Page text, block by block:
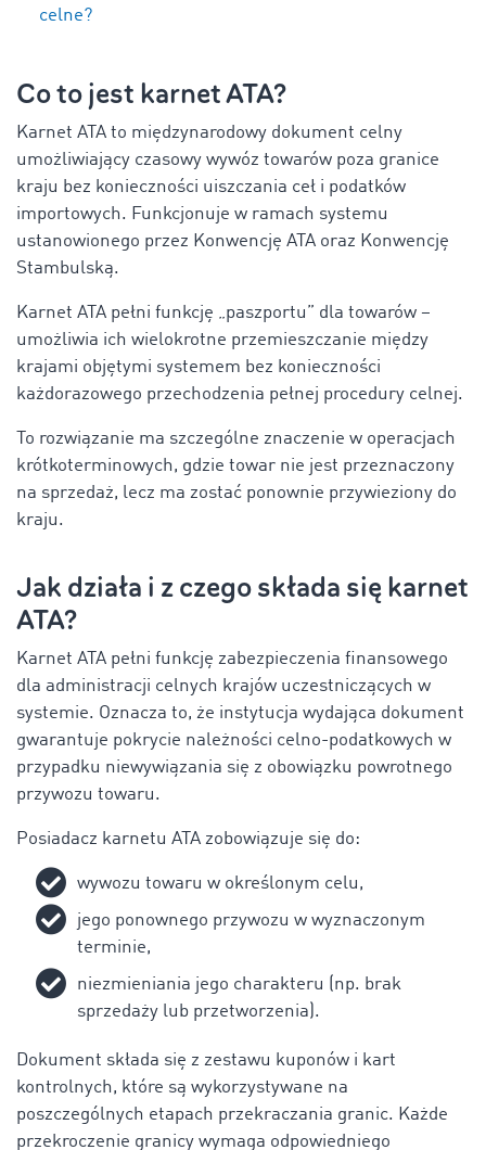
celne?
Co to jest karnet ATA?
Karnet ATA to międzynarodowy dokument celny
umożliwiający czasowy wywóz towarów poza granice
kraju bez konieczności uiszczania ceł i podatków
importowych. Funkcjonuje w ramach systemu
ustanowionego przez Konwencję ATA oraz Konwencję
Stambulską.
Karnet ATA pełni funkcję „paszportu” dla towarów –
umożliwia ich wielokrotne przemieszczanie między
krajami objętymi systemem bez konieczności
każdorazowego przechodzenia pełnej procedury celnej.
To rozwiązanie ma szczególne znaczenie w operacjach
krótkoterminowych, gdzie towar nie jest przeznaczony
na sprzedaż, lecz ma zostać ponownie przywieziony do
kraju.
Jak działa i z czego składa się karnet
ATA?
Karnet ATA pełni funkcję zabezpieczenia finansowego
dla administracji celnych krajów uczestniczących w
systemie. Oznacza to, że instytucja wydająca dokument
gwarantuje pokrycie należności celno-podatkowych w
przypadku niewywiązania się z obowiązku powrotnego
przywozu towaru.
Posiadacz karnetu ATA zobowiązuje się do:
wywozu towaru w określonym celu,
jego ponownego przywozu w wyznaczonym
terminie,
niezmieniania jego charakteru (np. brak
sprzedaży lub przetworzenia).
Dokument składa się z zestawu kuponów i kart
kontrolnych, które są wykorzystywane na
poszczególnych etapach przekraczania granic. Każde
przekroczenie granicy wymaga odpowiedniego